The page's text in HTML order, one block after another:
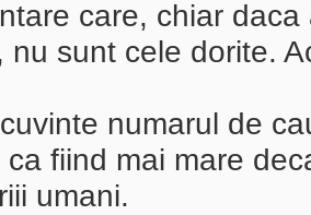
care, chiar
nu sunt cele dorite.
numarul de
ca fiind mai mare
umani.